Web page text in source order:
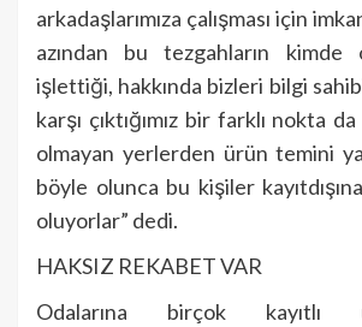
arkadaşlarımıza çalışması için
azından bu tezgahların kimde
işlettiği, hakkında bizleri bilgi
karşı çıktığımız bir farklı nokta da
olmayan yerlerden ürün temini
böyle olunca bu kişiler
oluyorlar” dedi.
HAKSIZ REKABET VAR
Odalarına birçok kayıtlı